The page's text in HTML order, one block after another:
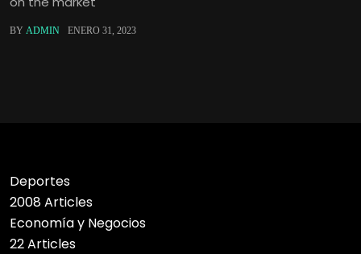
BY ADMIN ENERO 31, 2023
Deportes
2008 Articles
Economía y Negocios
22 Articles